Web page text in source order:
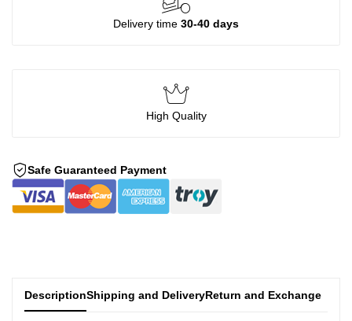
Delivery time 30-40 days
High Quality
Safe Guaranteed Payment
DescriptionShipping and DeliveryReturn and Exchange